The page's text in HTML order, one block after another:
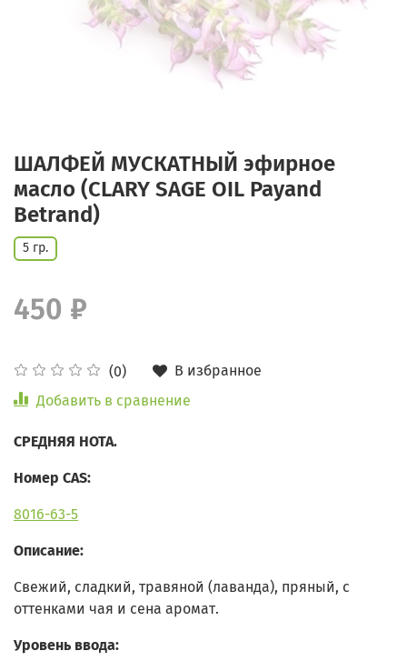
ШАЛФЕЙ МУСКАТНЫЙ эфирное
масло (CLARY SAGE OIL Payand
Betrand)
(0)
В избранное
Добавить в сравнение
5 гр.
450 ₽
СРЕДНЯЯ НОТА.
Номер CAS:
8016-63-5
Описание:
Свежий, сладкий, травяной (лаванда), пряный, с
оттенками чая и сена аромат.
Уровень ввода: